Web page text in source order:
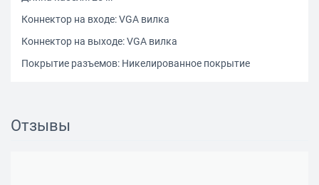
Коннектор на входе: VGA вилка
Коннектор на выходе: VGA вилка
Покрытие разъемов: Никелированное покрытие
Отзывы